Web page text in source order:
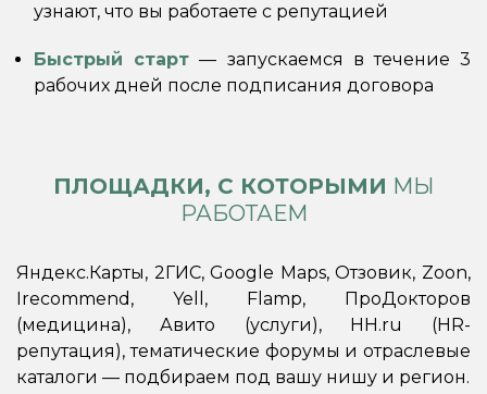
узнают, что вы работаете с репутацией
Быстрый старт — запускаемся в течение 3
рабочих дней после подписания договора
ПЛОЩАДКИ, С КОТОРЫМИ МЫ
РАБОТАЕМ
Яндекс.Карты, 2ГИС, Google Maps, Отзовик, Zoon,
Irecommend, Yell, Flamp, ПроДокторов
(медицина), Авито (услуги), HH.ru (HR-
репутация), тематические форумы и отраслевые
каталоги — подбираем под вашу нишу и регион.